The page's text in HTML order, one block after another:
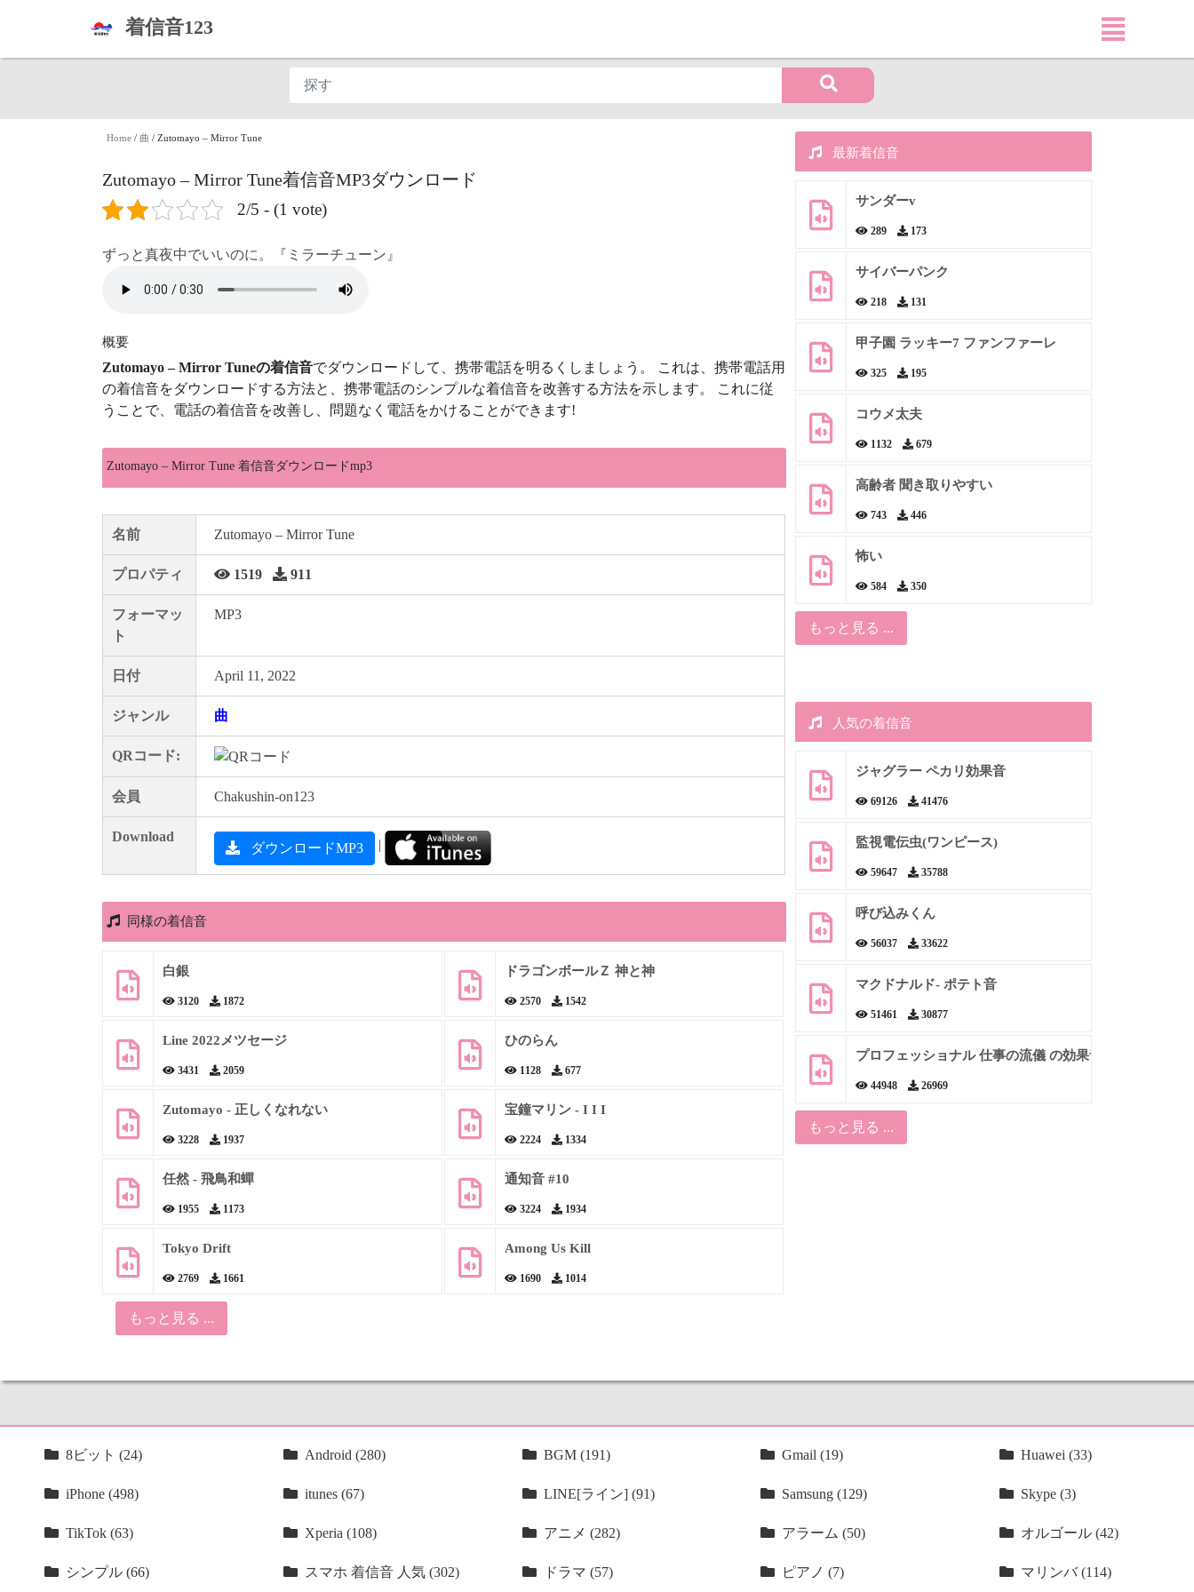
着信音123
Home / 曲 / Zutomayo – Mirror Tune
Zutomayo – Mirror Tune着信音MP3ダウンロード
2/5 - (1 vote)
ずっと真夜中でいいのに。『ミラーチューン』
概要
Zutomayo – Mirror Tuneの着信音でダウンロードして、携帯電話を明るくしましょう。 これは、携帯電話用
の着信音をダウンロードする方法と、携帯電話のシンプルな着信音を改善する方法を示します。 これに従
うことで、電話の着信音を改善し、問題なく電話をかけることができます!
Zutomayo – Mirror Tune 着信音ダウンロードmp3
名前 Zutomayo – Mirror Tune
プロパティ 1519 911
フォーマッ
ト
MP3
日付 April 11, 2022
ジャンル 曲
QRコード:
会員 Chakushin-on123
Download
ダウンロードMP3 |
同様の着信音
白銀
3120 1872
ドラゴンボールＺ 神と神
2570 1542
Line 2022メツセージ
3431 2059
ひのらん
1128 677
Zutomayo - 正しくなれない
3228 1937
宝鐘マリン - I I I
2224 1334
任然 - 飛鳥和蟬
1955 1173
通知音 #10
3224 1934
Tokyo Drift
2769 1661
Among Us Kill
1690 1014
もっと見る ...
最新着信音
サンダーv
289 173
サイバーパンク
218 131
甲子園 ラッキー7 ファンファーレ
325 195
コウメ太夫
1132 679
高齢者 聞き取りやすい
743 446
怖い
584 350
もっと見る ...
人気の着信音
ジャグラー ペカリ効果音
69126 41476
監視電伝虫(ワンピース)
59647 35788
呼び込みくん
56037 33622
マクドナルド- ポテト音
51461 30877
プロフェッショナル 仕事の流儀 の効果音
44948 26969
もっと見る ...
8ビット (24) Android (280) BGM (191) Gmail (19) Huawei (33)
iPhone (498) itunes (67) LINE[ライン] (91) Samsung (129) Skype (3)
TikTok (63) Xperia (108) アニメ (282) アラーム (50) オルゴール (42)
シンプル (66) スマホ 着信音 人気 (302) ドラマ (57) ピアノ (7) マリンバ (114)